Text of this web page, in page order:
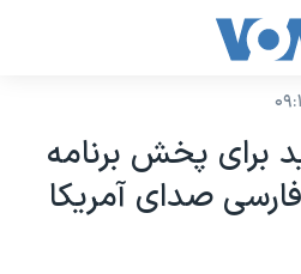
برای پخش برنامه
صدای آمریکا